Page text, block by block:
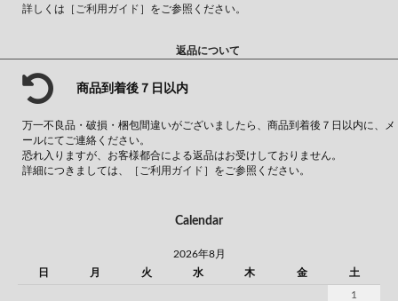
詳しくは ［ご利用ガイド］ をご参照ください。
返品について
商品到着後７日以内
万一不良品・破損・梱包間違いがございましたら、商品到着後７日以内に、メ
ールにてご連絡ください。
恐れ入りますが、お客様都合による返品はお受けしておりません。
詳細につきましては、
［ご利用ガイド］ をご参照ください。
Calendar
2026年8月
日
月 火 水 木 金 土
1